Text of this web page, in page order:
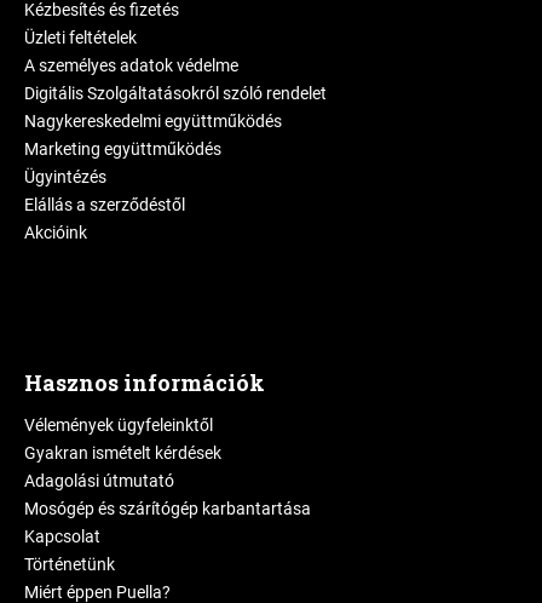
Kézbesítés és fizetés
Üzleti feltételek
A személyes adatok védelme
Digitális Szolgáltatásokról szóló rendelet
Nagykereskedelmi együttműködés
Marketing együttműködés
Ügyintézés
Elállás a szerződéstől
Akcióink
Hasznos információk
Vélemények ügyfeleinktől
Gyakran ismételt kérdések
Adagolási útmutató
Mosógép és szárítógép karbantartása
Kapcsolat
Történetünk
Miért éppen Puella?